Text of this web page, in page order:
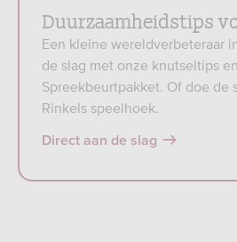
Duurzaamheidstips
Een kleine wereldverbeteraar
de slag met onze knutseltips
Spreekbeurtpakket. Of doe de
Rinkels speelhoek.
Direct aan de slag